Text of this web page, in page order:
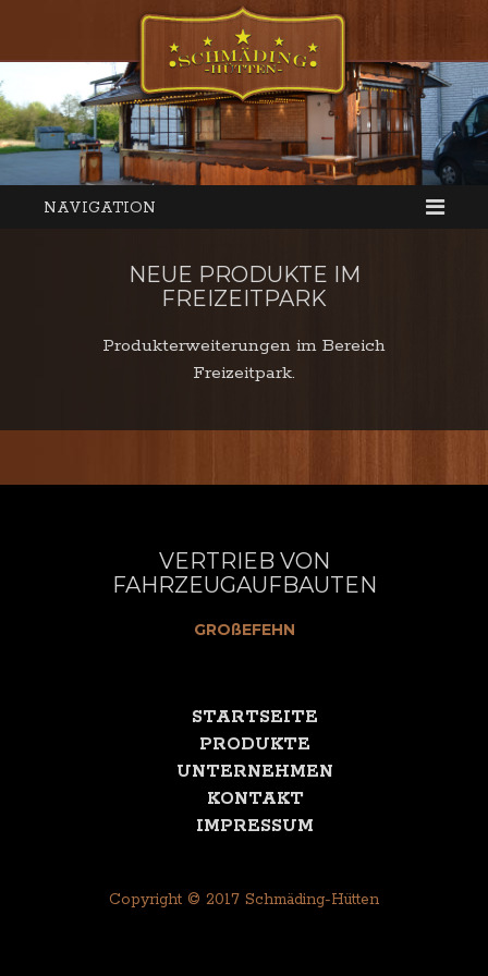
NAVIGATION
NEUE PRODUKTE IM
FREIZEITPARK
Produkterweiterungen im Bereich
Freizeitpark.
VERTRIEB VON
FAHRZEUGAUFBAUTEN
GROßEFEHN
STARTSEITE
PRODUKTE
UNTERNEHMEN
KONTAKT
IMPRESSUM
Copyright © 2017 Schmäding-Hütten